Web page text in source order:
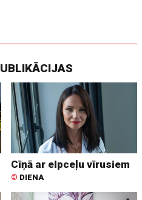
Cīņā ar elpceļu vīrusiem
© DIENA